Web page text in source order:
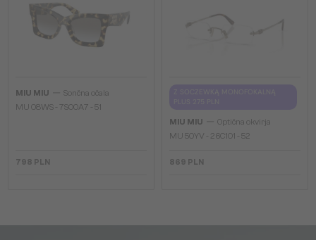
MIU MIU
Sončna očala
MU 08WS - 7S00A7 - 51
798 PLN
MIU MIU
Optična okvirja
MU 50YV - 26C1O1 - 52
869 PLN